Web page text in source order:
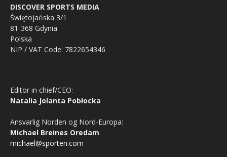
DISCOVER SPORTS MEDIA
Świętojańska 3/1
81-368 Gdynia
Polska
NIP / VAT Code: 7822654346
Editor in chief/CEO:
Natalia Jolanta Pobłocka
Ansvarlig Norden og Nord-Europa:
Michael Breines Oredam
michael@sporten.com